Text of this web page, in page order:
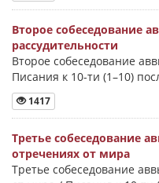
Второе собеседование
рассудительности
Второе собеседование
Писания к 10-ти (1–10)
1417
Третье собеседование
отречениях от мира
Третье собеседование